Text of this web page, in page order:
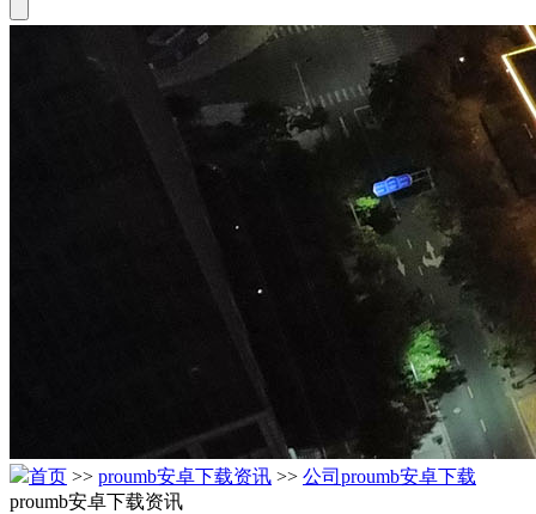
首页 >> proumb安卓下载资讯 >> 公司proumb安卓下载
proumb安卓下载资讯